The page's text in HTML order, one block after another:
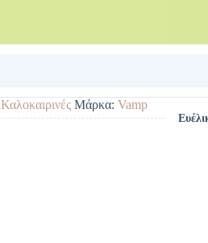
Καλοκαιρινές Μάρκα: Vamp